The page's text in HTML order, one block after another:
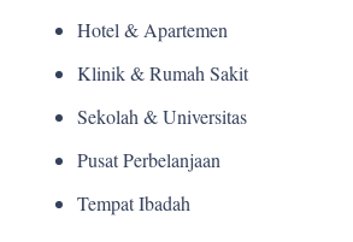
Hotel & Apartemen
Klinik & Rumah Sakit
Sekolah & Universitas
Pusat Perbelanjaan
Tempat Ibadah